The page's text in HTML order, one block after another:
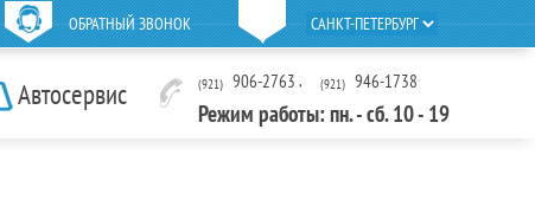
ОБРАТНЫЙ ЗВОНОК
Автосервис (921) 906-2763 , (921) 946-1738
Режим работы: пн. - сб. 10 - 19